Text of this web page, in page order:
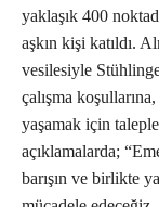
yaklaşık 400
aşkın kişi katıldı.
vesilesiyle
çalışma
yaşamak için
açıklamalarda;
barışın ve birlikte